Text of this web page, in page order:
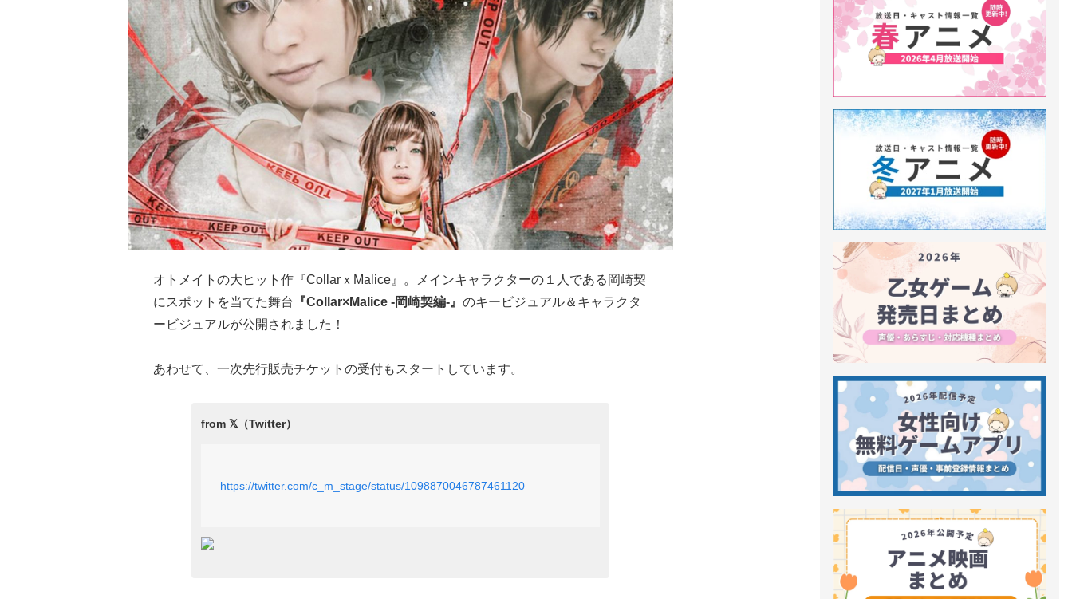
オトメイトの大ヒット作『CollarｘMalice』。メインキャラクターの１人である岡崎契
にスポットを当てた舞台
『Collar×Malice -岡崎契編-』 のキービジュアル＆キャラクタ
ービジュアルが公開されました！
あわせて、一次先行販売チケットの受付もスタートしています。
https://twitter.com/c_m_stage/status/1098870046787461120